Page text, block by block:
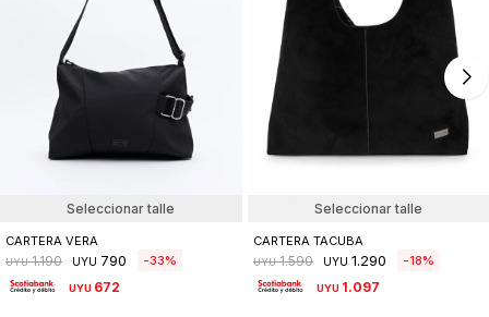
Seleccionar talle
CARTERA VERA
UYU 1.190 UYU 790 33
UYU 672
Seleccionar talle
CARTERA TACUBA
UYU 1.590 UYU 1.290 18
UYU 1.097